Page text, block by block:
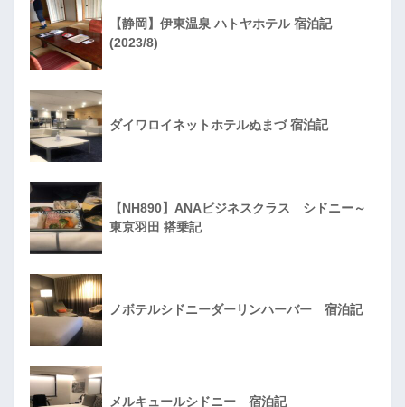
【静岡】伊東温泉 ハトヤホテル 宿泊記
(2023/8)
ダイワロイネットホテルぬまづ 宿泊記
【NH890】ANAビジネスクラス シドニー～
東京羽田 搭乗記
ノボテルシドニーダーリンハーバー 宿泊記
メルキュールシドニー 宿泊記